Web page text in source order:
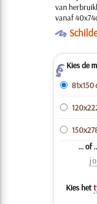
van
vanaf
O
ZKies de
81x150
... of
Kies het